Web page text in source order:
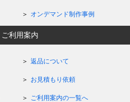
オンデマンド制作事例
ご利用案内
返品について
お見積もり依頼
ご利用案内の一覧へ